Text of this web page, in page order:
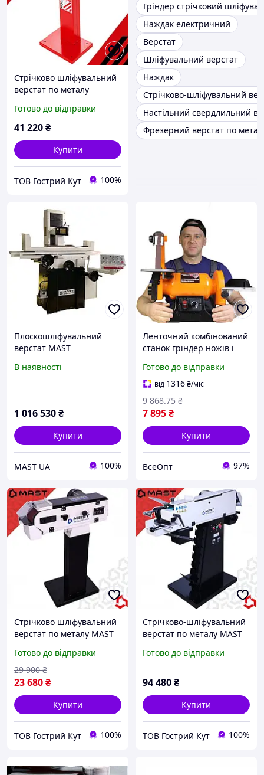
Стрічково шліфувальний
верстат по металу
Готово до відправки
41 220₴
Купити
ТОВ Гострий Кут 100%
Гріндер стрічковий
Наждак електричний
Верстат
Шліфувальний верстат
Наждак
Стрічково-шліфувальний
Настільний свердлильний
Фрезерний верстат по
Плоскошліфувальний
верстат MAST
В наявності
1 016 530₴
Купити
MAST UA 100%
Ленточний комбінований
станок гріндер ножів і
WorkMan BD1600VS з
регулюванням обертів,
потужність 710 Вт
Готово до відправки
від 1316₴/міс
7 895₴
9 868.75 ₴
Купити
ВсеОпт 97%
Стрічково шліфувальний
верстат по металу MAST
Готово до відправки
23 680₴
29 900 ₴
Купити
ТОВ Гострий Кут 100%
Стрічково-шліфувальний
верстат по металу MAST
Готово до відправки
94 480₴
Купити
ТОВ Гострий Кут 100%